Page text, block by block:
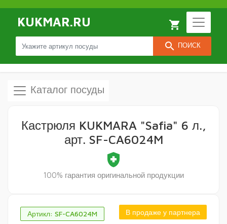
KUKMAR.RU
search ПОИСК
local_grocery_store
Каталог посуды
Артикл: SF-CA6024M В продаже у партнера
Кастрюля KUKMARA "Safia" 6 л.,
арт. SF-CA6024M
health_and_safety
100% гарантия оригинальной продукции